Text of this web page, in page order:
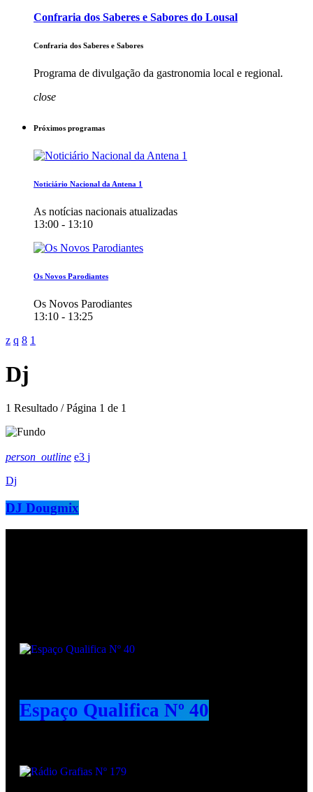
Confraria dos Saberes e Sabores do Lousal
Confraria dos Saberes e Sabores
Programa de divulgação da gastronomia local e regional.
close
Próximos programas
Noticiário Nacional da Antena 1
As notícias nacionais atualizadas
13:00 - 13:10
Os Novos Parodiantes
Os Novos Parodiantes
13:10 - 13:25
Dj
1 Resultado / Página 1 de 1
person_outline
3
Dj
DJ Dougmix
Espaço Qualifica Nº 40